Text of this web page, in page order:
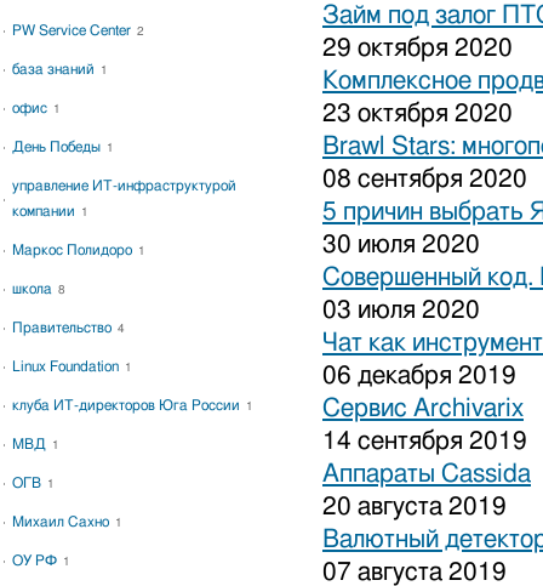
Займ под залог
29 октября 2020
Комплексное
23 октября 2020
Brawl Stars:
08 сентября 2020
5 причин выбрать
30 июля 2020
Совершенный код.
03 июля 2020
Чат как
06 декабря 2019
Сервис Archivarix
14 сентября 2019
Аппараты Cassida
20 августа 2019
Валютный
07 августа 2019
PW Service Center 2
база знаний 1
офис 1
День Победы 1
управление ИТ-инфраструктурой
компании
1
Маркос Полидоро 1
школа 8
Правительство 4
Linux Foundation 1
клуба ИТ-директоров Юга России 1
МВД 1
ОГВ 1
Михаил Сахно 1
ОУ РФ 1